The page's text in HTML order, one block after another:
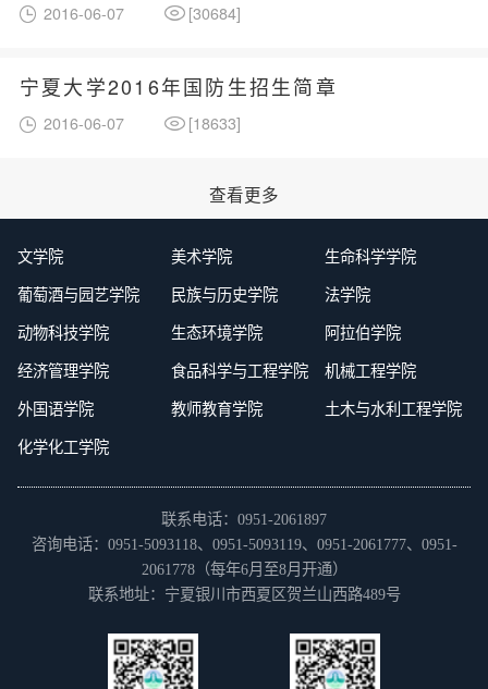
2016-06-07 [30684]
宁夏大学2016年国防生招生简章
2016-06-07 [18633]
查看更多
文学院 美术学院 生命科学学院
葡萄酒与园艺学院 民族与历史学院 法学院
动物科技学院 生态环境学院 阿拉伯学院
经济管理学院 食品科学与工程学院 机械工程学院
外国语学院 教师教育学院 土木与水利工程学院
化学化工学院
联系电话：0951-2061897
咨询电话：0951-5093118、0951-5093119、0951-2061777、0951-
2061778（每年6月至8月开通）
联系地址：宁夏银川市西夏区贺兰山西路489号